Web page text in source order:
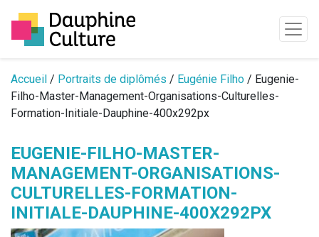
Passer au contenu
Accueil / Portraits de diplômés / Eugénie Filho / Eugenie-
Filho-Master-Management-Organisations-Culturelles-
Formation-Initiale-Dauphine-400x292px
EUGENIE-FILHO-MASTER-
MANAGEMENT-ORGANISATIONS-
CULTURELLES-FORMATION-
INITIALE-DAUPHINE-400X292PX